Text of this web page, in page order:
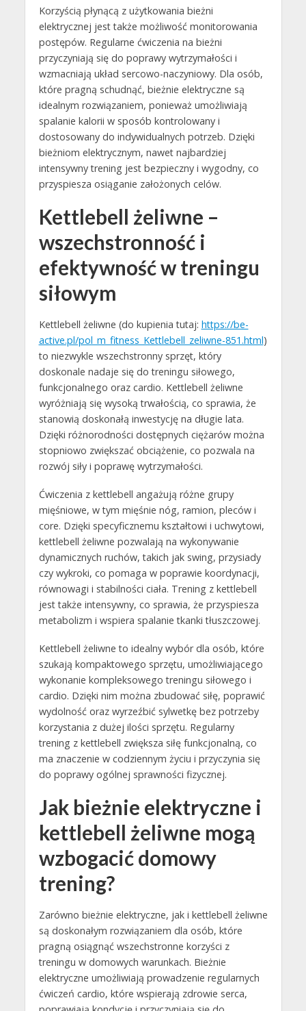
Korzyścią płynącą z użytkowania bieżni
elektrycznej jest także możliwość monitorowania
postępów. Regularne ćwiczenia na bieżni
przyczyniają się do poprawy wytrzymałości i
wzmacniają układ sercowo-naczyniowy. Dla osób,
które pragną schudnąć, bieżnie elektryczne są
idealnym rozwiązaniem, ponieważ umożliwiają
spalanie kalorii w sposób kontrolowany i
dostosowany do indywidualnych potrzeb. Dzięki
bieżniom elektrycznym, nawet najbardziej
intensywny trening jest bezpieczny i wygodny, co
przyspiesza osiąganie założonych celów.
Kettlebell żeliwne –
wszechstronność i
efektywność w treningu
siłowym
Kettlebell żeliwne (do kupienia tutaj: https://be-
active.pl/pol_m_fitness_Kettlebell_zeliwne-851.html)
to niezwykle wszechstronny sprzęt, który
doskonale nadaje się do treningu siłowego,
funkcjonalnego oraz cardio. Kettlebell żeliwne
wyróżniają się wysoką trwałością, co sprawia, że
stanowią doskonałą inwestycję na długie lata.
Dzięki różnorodności dostępnych ciężarów można
stopniowo zwiększać obciążenie, co pozwala na
rozwój siły i poprawę wytrzymałości.
Ćwiczenia z kettlebell angażują różne grupy
mięśniowe, w tym mięśnie nóg, ramion, pleców i
core. Dzięki specyficznemu kształtowi i uchwytowi,
kettlebell żeliwne pozwalają na wykonywanie
dynamicznych ruchów, takich jak swing, przysiady
czy wykroki, co pomaga w poprawie koordynacji,
równowagi i stabilności ciała. Trening z kettlebell
jest także intensywny, co sprawia, że przyspiesza
metabolizm i wspiera spalanie tkanki tłuszczowej.
Kettlebell żeliwne to idealny wybór dla osób, które
szukają kompaktowego sprzętu, umożliwiającego
wykonanie kompleksowego treningu siłowego i
cardio. Dzięki nim można zbudować siłę, poprawić
wydolność oraz wyrzeźbić sylwetkę bez potrzeby
korzystania z dużej ilości sprzętu. Regularny
trening z kettlebell zwiększa siłę funkcjonalną, co
ma znaczenie w codziennym życiu i przyczynia się
do poprawy ogólnej sprawności fizycznej.
Jak bieżnie elektryczne i
kettlebell żeliwne mogą
wzbogacić domowy
trening?
Zarówno bieżnie elektryczne, jak i kettlebell żeliwne
są doskonałym rozwiązaniem dla osób, które
pragną osiągnąć wszechstronne korzyści z
treningu w domowych warunkach. Bieżnie
elektryczne umożliwiają prowadzenie regularnych
ćwiczeń cardio, które wspierają zdrowie serca,